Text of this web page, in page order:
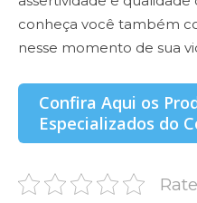
conheça você também
nesse momento de sua
Confira Aqui os
Especializados do